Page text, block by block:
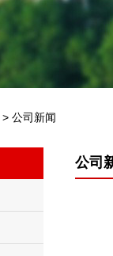
> 公司新闻
公司